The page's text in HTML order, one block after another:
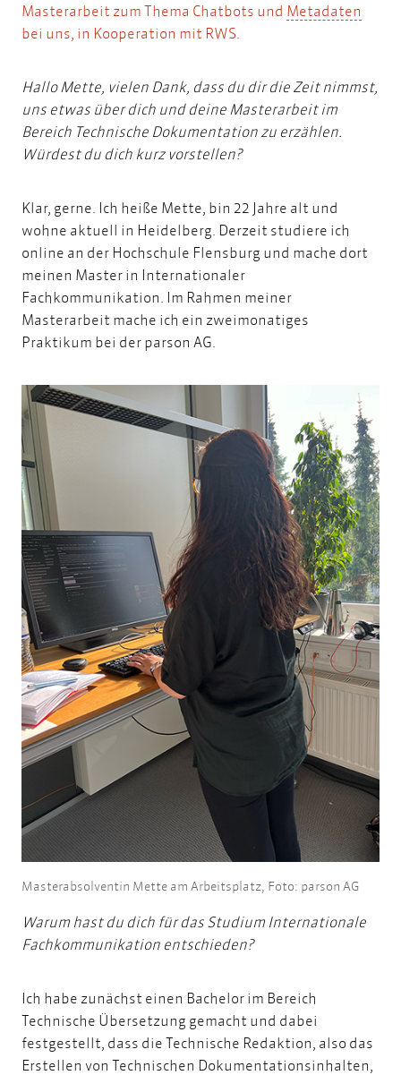
Masterarbeit zum Thema Chatbots und Metadaten
bei uns, in Kooperation mit RWS.
Hallo Mette, vielen Dank, dass du dir die Zeit nimmst,
uns etwas über dich und deine Masterarbeit im
Bereich Technische Dokumentation zu erzählen.
Würdest du dich kurz vorstellen?
Klar, gerne. Ich heiße Mette, bin 22 Jahre alt und
wohne aktuell in Heidelberg. Derzeit studiere ich
online an der Hochschule Flensburg und mache dort
meinen Master in Internationaler
Fachkommunikation. Im Rahmen meiner
Masterarbeit mache ich ein zweimonatiges
Praktikum bei der parson AG.
Masterabsolventin Mette am Arbeitsplatz, Foto: parson AG
Warum hast du dich für das Studium Internationale
Fachkommunikation entschieden?
Ich habe zunächst einen Bachelor im Bereich
Technische Übersetzung gemacht und dabei
festgestellt, dass die Technische Redaktion, also das
Erstellen von Technischen Dokumentationsinhalten,